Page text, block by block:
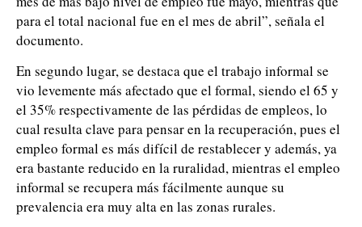
para el total nacional fue en el mes de abril”, señala el
documento.
En segundo lugar, se destaca que el trabajo informal se
vio levemente más afectado que el formal, siendo el 65 y
el 35% respectivamente de las pérdidas de empleos, lo
cual resulta clave para pensar en la recuperación, pues el
empleo formal es más difícil de restablecer y además, ya
era bastante reducido en la ruralidad, mientras el empleo
informal se recupera más fácilmente aunque su
prevalencia era muy alta en las zonas rurales.